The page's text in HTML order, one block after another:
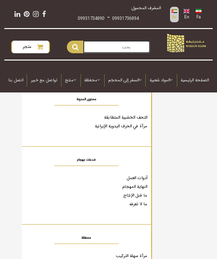
Fa
En
Ar
المشرف المحمول:
09931736894
-
09931734890
متجر
الصفحة الرئيسية المواد شعبية السفر إلى المحجَم محفظة منتج تواصل مع خبير اتصل بنا
محتوى المدونة
التحف الخشبية المتطابقة
مرآة في الحرف اليدوية الإيرانية
خدمات مهجام
أدوات العمل
النهاية المهجام
ما قبل الإنتاج
ما لا تعرفه
محفظة
مرآة سهلة التركيب